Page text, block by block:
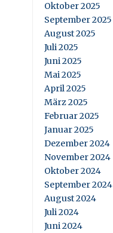
Oktober 2025
September 2025
August 2025
Juli 2025
Juni 2025
Mai 2025
April 2025
März 2025
Februar 2025
Januar 2025
Dezember 2024
November 2024
Oktober 2024
September 2024
August 2024
Juli 2024
Juni 2024